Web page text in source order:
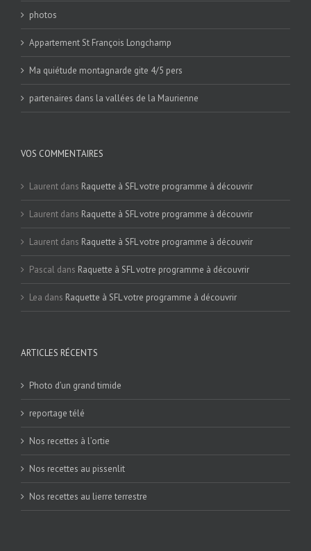
photos
Appartement St François Longchamp
Ma quiétude montagnarde gite 4/5 pers
partenaires dans la vallées de la Maurienne
VOS COMMENTAIRES
Laurent dans Raquette à SFL votre programme à découvrir
Laurent dans Raquette à SFL votre programme à découvrir
Laurent dans Raquette à SFL votre programme à découvrir
Pascal dans Raquette à SFL votre programme à découvrir
Lea dans Raquette à SFL votre programme à découvrir
ARTICLES RÉCENTS
Photo d’un grand timide
reportage télé
Nos recettes à l’ortie
Nos recettes au pissenlit
Nos recettes au lierre terrestre